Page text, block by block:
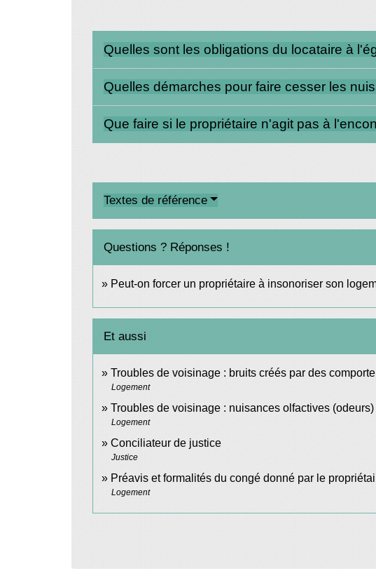
Quelles sont les obligations du locataire à
Quelles démarches pour faire cesser les
Que faire si le propriétaire n'agit pas à
Textes de référence
Questions ? Réponses !
Peut-on forcer un propriétaire à insonoriser son
Et aussi
Troubles de voisinage : bruits créés par des
Logement
Troubles de voisinage : nuisances olfactives (odeurs)
Logement
Conciliateur de justice
Justice
Préavis et formalités du congé donné par le
Logement